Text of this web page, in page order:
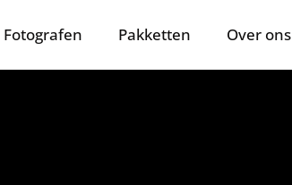
Fotografen Pakketten Over ons